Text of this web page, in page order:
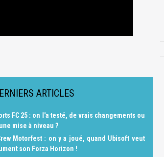
ARTICLES
FC 25 : on l'a testé, de vrais changements ou
mise à niveau ?
Motorfest : on y a joué, quand Ubisoft veut
son Forza Horizon !